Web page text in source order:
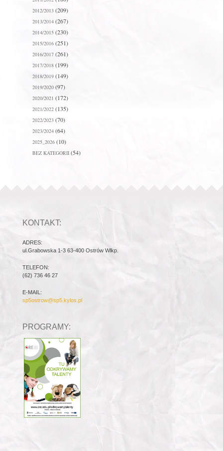
2012/2013(209)
2013/2014(267)
2014/2015(230)
2015/2016(251)
2016/2017(261)
2017/2018(199)
2018/2019(149)
2019/2020(97)
2020/2021 (172)
2021/2022(135)
2022/2023(70)
2023/2024(64)
2025_2026(10)
BEZ KATEGORII(54)
KONTAKT:
ADRES:
ul.Grabowska 1-3 63-400 Ostrów Wlkp.
TELEFON:
(62) 736 46 27
E-MAIL:
sp5ostrow@sp5.kylos.pl
PROGRAMY: